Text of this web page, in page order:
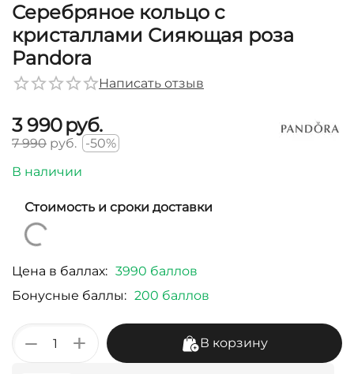
Серебряное кольцо с
кристаллами Сияющая роза
Pandora
Написать отзыв
3 990руб.
7 990 руб.
-50%
В наличии
Стоимость и сроки доставки
Цена в баллах: 3990 баллов
Бонусные баллы: 200 баллов
+
− В корзину